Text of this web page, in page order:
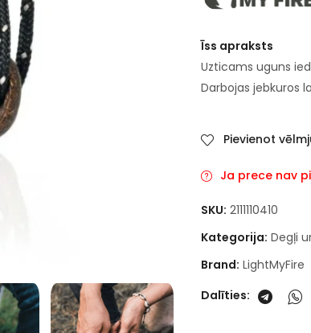
Īss apraksts
Uzticams uguns
Darbojas jebkuros
Pievienot
Ja prece nav
SKU: 2111110410
Kategorija: Degļi
Brand: LightMyFire
Dalīties: